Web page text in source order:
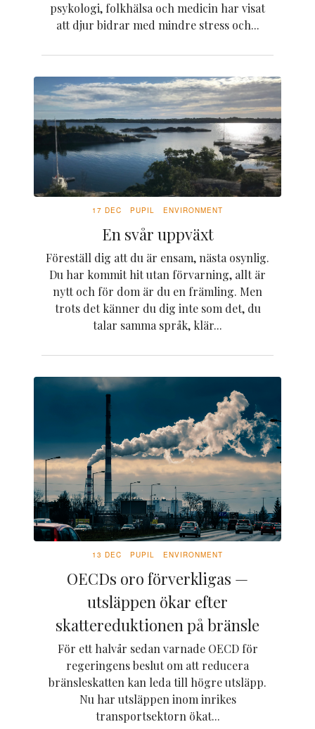
psykologi, folkhälsa och medicin har visat
att djur bidrar med mindre stress och...
17 DEC PUPIL ENVIRONMENT
En svår uppväxt
Föreställ dig att du är ensam, nästa osynlig.
Du har kommit hit utan förvarning, allt är
nytt och för dom är du en främling. Men
trots det känner du dig inte som det, du
talar samma språk, klär...
13 DEC PUPIL ENVIRONMENT
OECDs oro förverkligas —
utsläppen ökar efter
skattereduktionen på bränsle
För ett halvår sedan varnade OECD för
regeringens beslut om att reducera
bränsleskatten kan leda till högre utsläpp.
Nu har utsläppen inom inrikes
transportsektorn ökat...